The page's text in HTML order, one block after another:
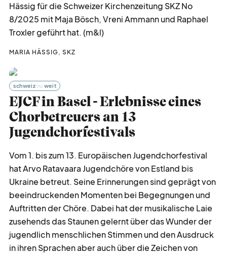
Hässig für die Schweizer Kirchenzeitung SKZ No
8/2025 mit Maja Bösch, Vreni Ammann und Raphael
Troxler geführt hat. (m&l)
MARIA HÄSSIG, SKZ
schweiz weit
EJCF in Basel - Erlebnisse eines
Chorbetreuers an 13
Jugendchorfestivals
Vom 1. bis zum 13. Europäischen Jugendchorfestival
hat Arvo Ratavaara Jugendchöre von Estland bis
Ukraine betreut. Seine Erinnerungen sind geprägt von
beeindruckenden Momenten bei Begegnungen und
Auftritten der Chöre. Dabei hat der musikalische Laie
zusehends das Staunen gelernt über das Wunder der
jugendlich menschlichen Stimmen und den Ausdruck
in ihren Sprachen aber auch über die Zeichen von